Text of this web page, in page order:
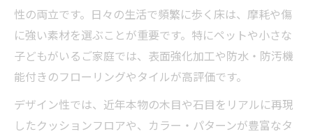
性の両立です。日々の生活で頻繁に歩く床は、摩耗や傷
に強い素材を選ぶことが重要です。特にペットや小さな
子どもがいるご家庭では、表面強化加工や防水・防汚機
能付きのフローリングやタイルが高評価です。
デザイン性では、近年本物の木目や石目をリアルに再現
したクッションフロアや、カラー・パターンが豊富なタ